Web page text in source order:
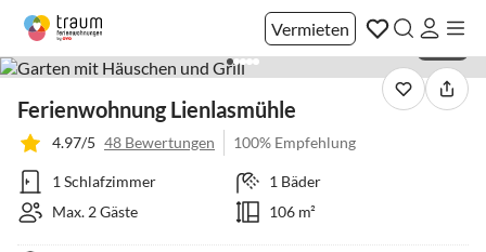
Vermieten
Ferienwohnung Lienlasmühle
4.97/5 48 Bewertungen 100% Empfehlung
1 Schlafzimmer
1 Bäder
Max. 2 Gäste
106 m²